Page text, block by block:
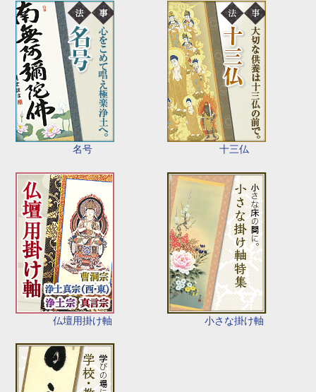
名号 十三仏
仏壇用掛け軸 小さな掛け軸